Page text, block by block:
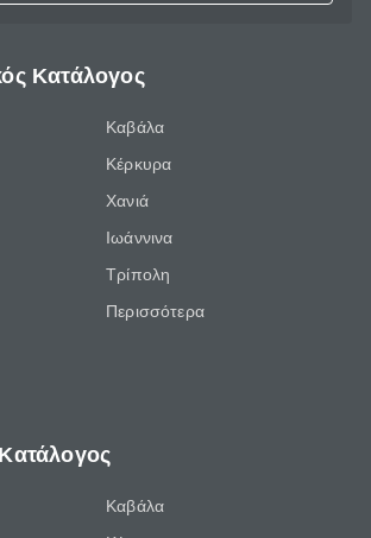
Κατάλογος
Καβάλα
Κέρκυρα
Χανιά
Ιωάννινα
Τρίπολη
Περισσότερα
Καβάλα